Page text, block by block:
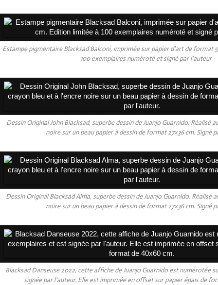
Estampe pigmentaire Blacksad Balconi, imprimée sur papier d'art de format
100 exemplaires numéroté et signé par l'auteur
Dessin Original John Blacksad, superbe dessin de Juanjo Guarnido. Réalisé
noire sur un beau papier à dessin de format 27x36 cm. Signé
Dessin Original Blacksad Alma, superbe dessin de Juanjo Guarnido. Réalisé
noire sur un beau papier à dessin de format 27x36 cm. Signé
Blacksad Danseuse 2022, cette affiche de Juanjo Guarnido est numérotée
signée par l'auteur. Elle est imprimée en offset sur papier épais de